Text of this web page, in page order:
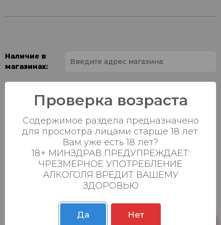
Наличие в
магазинах:
Ваш город:
Батыршина 20Б
23:00
14 шт.
Магистральная 22д
Пн-Вс с 08:00 до
23:00
Осиновская 2В,
Пестрецы
Пн-Вс с 09:00 до
23:00
32 шт.
23:00
Проверка возраста
Содержимое раздела предназначено
для просмотра лицами старше 18 лет.
Вам уже есть 18 лет?
18+ МИНЗДРАВ ПРЕДУПРЕЖДАЕТ:
ЧРЕЗМЕРНОЕ УПОТРЕБЛЕНИЕ
АЛКОГОЛЯ ВРЕДИТ ВАШЕМУ
ЗДОРОВЬЮ
Да Нет